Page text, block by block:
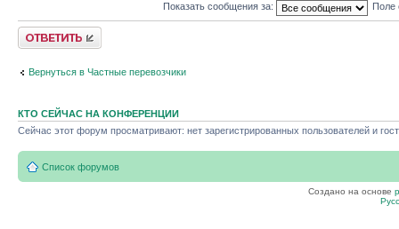
Показать сообщения за: Поле
Ответить
Вернуться в Частные перевозчики
КТО СЕЙЧАС НА КОНФЕРЕНЦИИ
Сейчас этот форум просматривают: нет зарегистрированных пользователей и
Список форумов
Создано на основе